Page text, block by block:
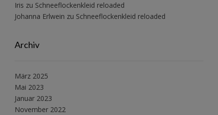
Iris zu Schneeflockenkleid reloaded
Johanna Erlwein zu Schneeflockenkleid reloaded
Archiv
März 2025
Mai 2023
Januar 2023
November 2022